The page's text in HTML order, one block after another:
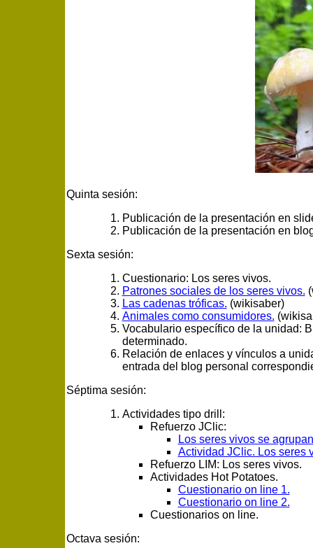
Quinta sesión:
Publicación de la presentación en
Publicación de la presentación en
Sexta sesión:
Cuestionario: Los seres vivos.
Patrones sociales de los seres vivos.
Las cadenas tróficas. (wikisaber)
Animales como consumidores.
Vocabulario específico de la unidad:
determinado.
Relación de enlaces y vínculos a
entrada del blog personal
Séptima sesión:
Actividades tipo drill:
Refuerzo JClic:
Los seres vivos se
Actividad JClic. Los seres
Refuerzo LIM: Los seres vivos.
Actividades Hot Potatoes.
Cuestionario on line 1.
Cuestionario on line 2.
Cuestionarios on line.
Octava sesión: